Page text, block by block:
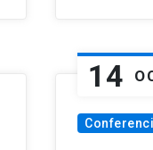
14